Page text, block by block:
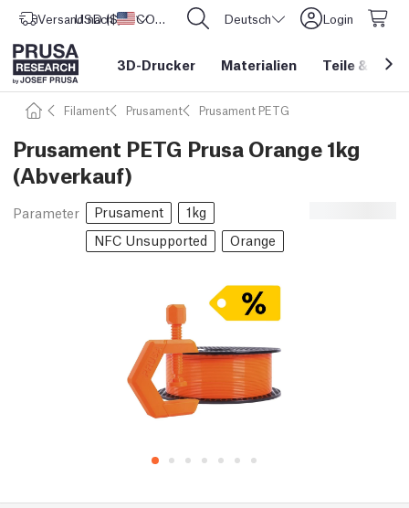
Versand nach Vereinigte Staaten
USD ($) CORE One L: Jetzt auf Lager! Deutsch Login
3D-Drucker Materialien Teile &
Filament Prusament Prusament PETG
Prusament PETG Prusa Orange 1kg
(Abverkauf)
Parameter Prusament
1kg
NFC Unsupported
Orange